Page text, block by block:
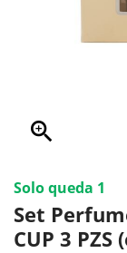
zoom_in
Solo queda 1
Set
CUP 3